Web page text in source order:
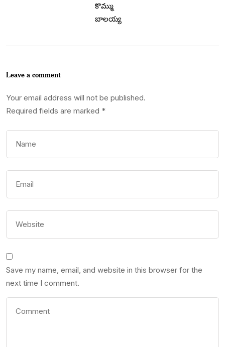
Leave a comment
Your email address will not be published.
Required fields are marked *
Save my name, email, and website in this browser for the
next time I comment.